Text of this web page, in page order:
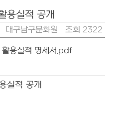
용실적 공개
대구남구문화원 조회 2322
활용실적 명세서.pdf
실적 공개